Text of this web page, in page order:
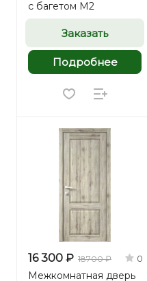
с багетом М2
Заказать
Подробнее
16 300 ₽ 18700 ₽ 0
Межкомнатная дверь